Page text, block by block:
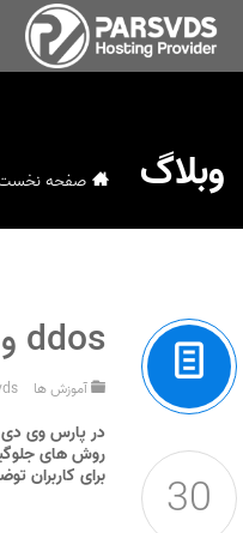
وبلاگ صفحه
30
ddos و اتک چیست ؟
آموزش ها
در پارس وی دی
روش های
برای کاربران